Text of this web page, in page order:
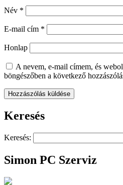
Név *
E-mail cím *
Honlap
A nevem, e-mail címem, és
böngészőben a következő
Keresés
Keresés:
Simon PC Szerviz